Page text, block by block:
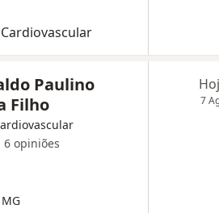
Paulino
Filho
6 opiniões
7